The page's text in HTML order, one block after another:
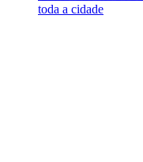
toda a cidade